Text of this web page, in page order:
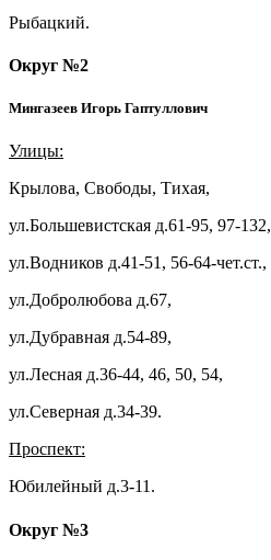
Рыбацкий.
Округ №2
Мингазеев Игорь Гаптуллович
Улицы:
Крылова, Свободы, Тихая,
ул.Большевистская д.61-95, 97-132,
ул.Водников д.41-51, 56-64-чет.ст.,
ул.Добролюбова д.67,
ул.Дубравная д.54-89,
ул.Лесная д.36-44, 46, 50, 54,
ул.Северная д.34-39.
Проспект:
Юбилейный д.3-11.
Округ №3